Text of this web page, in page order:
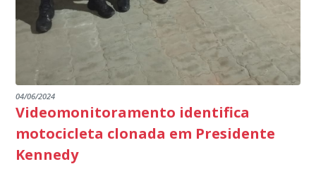
04/06/2024
Videomonitoramento identifica
motocicleta clonada em Presidente
Kennedy